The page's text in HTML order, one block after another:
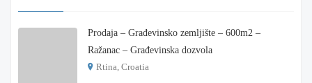
Prodaja – Građevinsko zemljište – 600m2 –
Ražanac – Građevinska dozvola
Rtina, Croatia